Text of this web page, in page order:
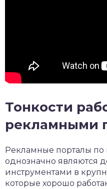
Тонкости
рекламными
Рекламные порталы
однозначно являются
инструментами в
которые хорошо